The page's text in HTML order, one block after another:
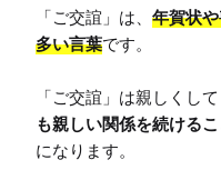
「ご交誼」は、 年賀状
多い言葉です。
「ご交誼」は親しくし
も親しい関係を続ける
になります。